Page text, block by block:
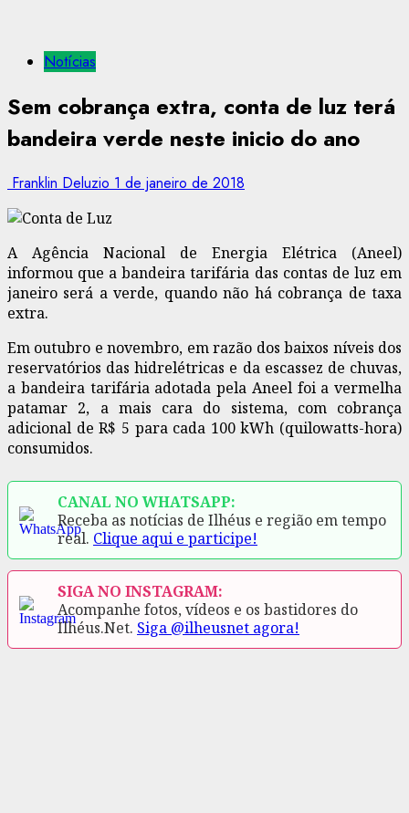
Notícias
Sem cobrança extra, conta de luz terá
bandeira verde neste inicio do ano
Franklin Deluzio 1 de janeiro de 2018
A Agência Nacional de Energia Elétrica (Aneel)
informou que a bandeira tarifária das contas de luz em
janeiro será a verde, quando não há cobrança de taxa
extra.
Em outubro e novembro, em razão dos baixos níveis dos
reservatórios das hidrelétricas e da escassez de chuvas,
a bandeira tarifária adotada pela Aneel foi a vermelha
patamar 2, a mais cara do sistema, com cobrança
adicional de R$ 5 para cada 100 kWh (quilowatts-hora)
consumidos.
CANAL NO WHATSAPP:
Receba as notícias de Ilhéus e região em tempo
real. Clique aqui e participe!
SIGA NO INSTAGRAM:
Acompanhe fotos, vídeos e os bastidores do
Ilhéus.Net. Siga @ilheusnet agora!